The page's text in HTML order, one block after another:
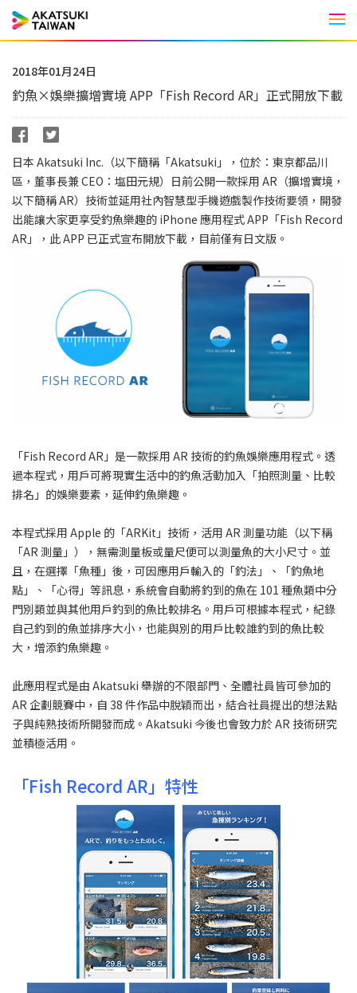
2018年01月24日
釣魚×娛樂擴增實境 APP「Fish Record AR」正式開放下載
日本 Akatsuki Inc.（以下簡稱「Akatsuki」，位於：東京都品川
區，董事長兼 CEO：塩田元規）日前公開一款採用 AR（擴增實境，
以下簡稱 AR）技術並延用社內智慧型手機遊戲製作技術要領，開發
出能讓大家更享受釣魚樂趣的 iPhone 應用程式 APP「Fish Record
AR」，此 APP 已正式宣布開放下載，目前僅有日文版。
「Fish Record AR」是一款採用 AR 技術的釣魚娛樂應用程式。透
過本程式，用戶可將現實生活中的釣魚活動加入「拍照測量、比較
排名」的娛樂要素，延伸釣魚樂趣。
本程式採用 Apple 的「ARKit」技術，活用 AR 測量功能（以下稱
「AR 測量」），無需測量板或量尺便可以測量魚的大小尺寸。並
且，在選擇「魚種」後，可因應用戶輸入的「釣法」、「釣魚地
點」、「心得」等訊息，系統會自動將釣到的魚在 101 種魚類中分
門別類並與其他用戶釣到的魚比較排名。用戶可根據本程式，紀錄
自己釣到的魚並排序大小，也能與別的用戶比較誰釣到的魚比較
大，增添釣魚樂趣。
此應用程式是由 Akatsuki 舉辦的不限部門、全體社員皆可參加的
AR 企劃競賽中，自 38 件作品中脫穎而出，結合社員提出的想法點
子與純熟技術所開發而成。Akatsuki 今後也會致力於 AR 技術研究
並積極活用。
「Fish Record AR」特性